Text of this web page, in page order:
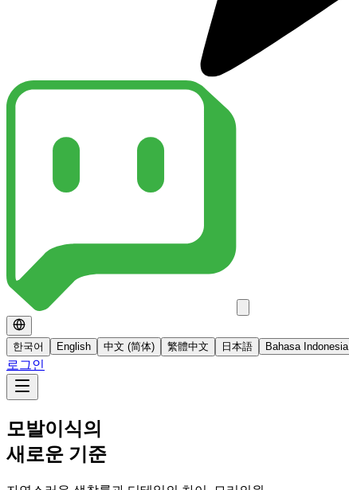
한국어 English 中文 (简体) 繁體中文 日本語 Bahasa Indonesia
로그인
모발이식의
새로운 기준